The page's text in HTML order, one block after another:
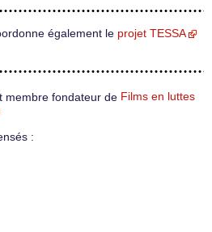
également le projet TESSA
membre fondateur de Films en luttes
: